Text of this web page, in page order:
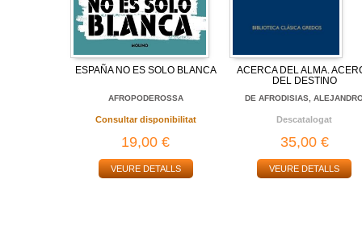
ESPAÑA NO ES SOLO BLANCA
AFROPODEROSSA
Consultar disponibilitat
19,00 €
VEURE DETALLS
ACERCA DEL ALMA.
DEL DESTINO
DE AFRODISIAS,
Descatalogat
35,00 €
VEURE DETALLS